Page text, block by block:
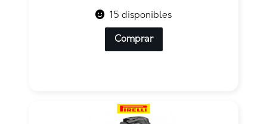
15 disponibles
Comprar